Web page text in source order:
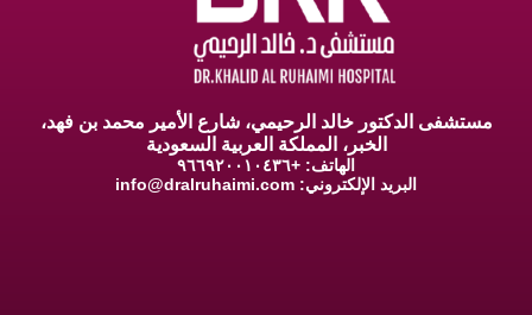
مستشفى الدكتور خالد الرحيمي، شارع الأمير محمد بن فهد،
الخبر، المملكة العربية السعودية
الهاتف: +٩٦٦٩٢٠٠١٠٤٣٦
البريد الإلكتروني: info@dralruhaimi.com